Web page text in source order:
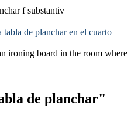
f substantiv
tabla de plancharen el cuarto
ironing board in the room where
de planchar"